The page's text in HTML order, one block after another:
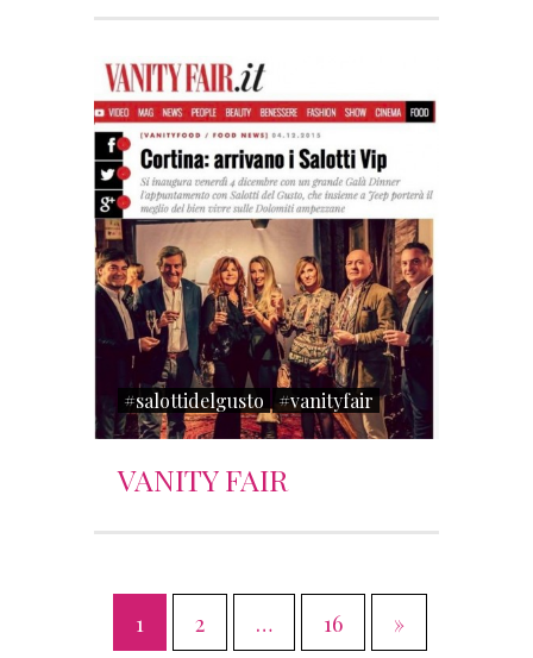
#salottidelgusto #vanityfair
VANITY FAIR
1 2 … 16 »